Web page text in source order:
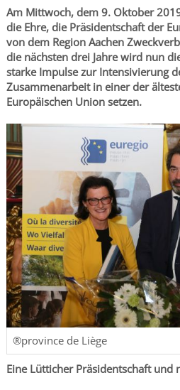
Am Mittwoch, dem 9. Oktober
die Ehre, die Präsidentschaft der
von dem Region Aachen
die nächsten drei Jahre wird nun
starke Impulse zur Intensivierung
Zusammenarbeit in einer der
Europäischen Union setzen.
®province de Liège
Eine Lütticher Präsidentschaft und